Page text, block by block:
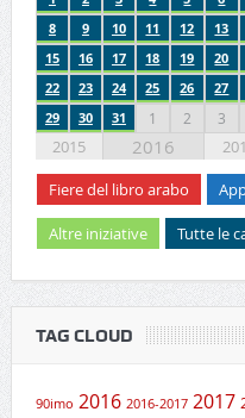
8
9 10 11 12 13
15
16 17 18 19 20
22
23 24 25 26 27
29
30 31 1 2 3
2015 2016
Fiere del libro arabo
Altre iniziative Tutte le
TAG CLOUD
90imo 2016 2016-2017 2017